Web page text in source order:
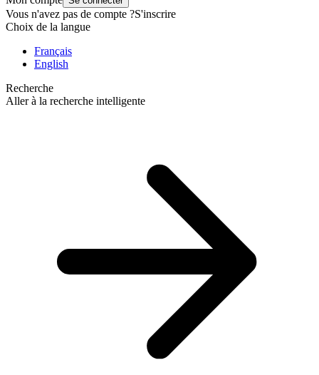
Vous n'avez pas de compte ?S'inscrire
Choix de la langue
Français
English
Recherche
Aller à la recherche intelligente